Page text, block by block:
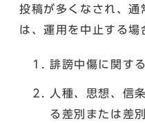
投稿が多くなされ、
は、運用を中止する場
誹謗中傷に関す
人種、思想、信
る差別または差